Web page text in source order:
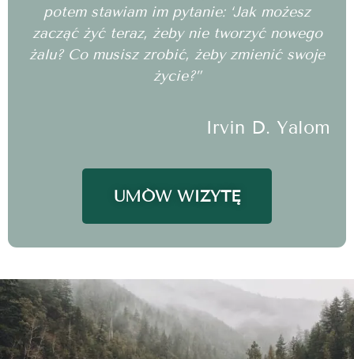
potem stawiam im pytanie: ‘Jak możesz
zacząć żyć teraz, żeby nie tworzyć nowego
żalu? Co musisz zrobić, żeby zmienić swoje
życie?”
Irvin D. Yalom
UMÓW WIZYTĘ